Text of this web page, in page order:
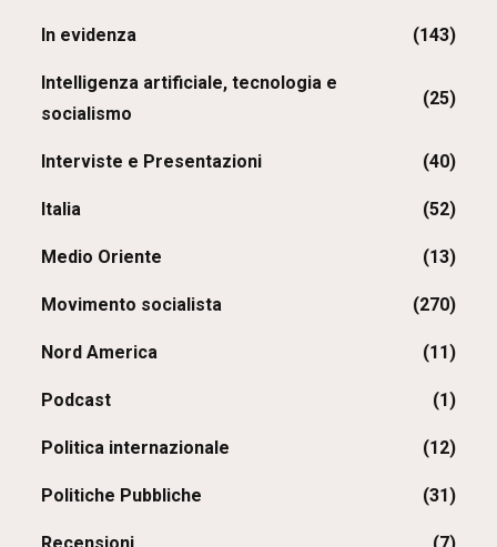
In evidenza (143)
Intelligenza artificiale, tecnologia e
socialismo
(25)
Interviste e Presentazioni (40)
Italia (52)
Medio Oriente (13)
Movimento socialista (270)
Nord America (11)
Podcast (1)
Politica internazionale (12)
Politiche Pubbliche (31)